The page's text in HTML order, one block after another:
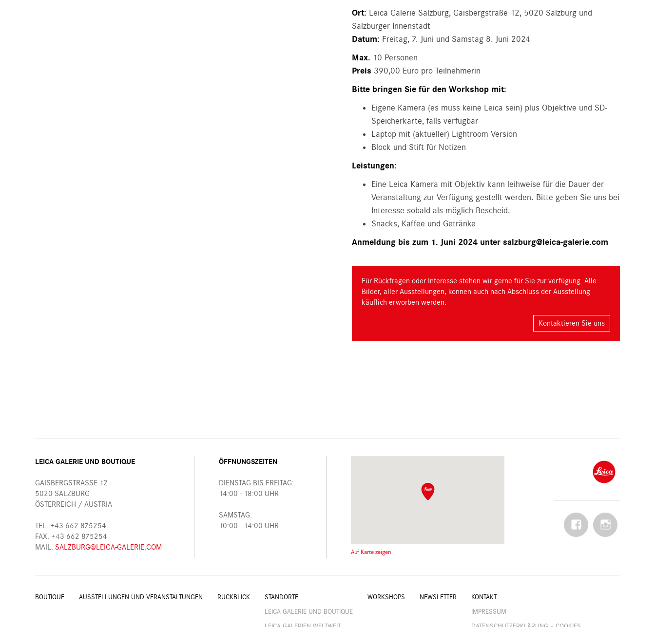
Ort: Leica Galerie Salzburg, Gaisbergstraße 12, 5020 Salzburg und
Salzburger Innenstadt
Datum: Freitag, 7. Juni und Samstag 8. Juni 2024
Max. 10 Personen
Preis 390,00 Euro pro Teilnehmerin
Bitte bringen Sie für den Workshop mit:
Eigene Kamera (es muss keine Leica sein) plus Objektive und SD-
Speicherkarte, falls verfügbar
Laptop mit (aktueller) Lightroom Version
Block und Stift für Notizen
Leistungen:
Eine Leica Kamera mit Objektiv kann leihweise für die Dauer der
Veranstaltung zur Verfügung gestellt werden. Bitte geben Sie uns bei
Interesse sobald als möglich Bescheid.
Snacks, Kaffee und Getränke
Anmeldung bis zum 1. Juni 2024 unter salzburg@leica-galerie.com
Für Rückfragen oder Interesse stehen wir gerne für Sie zur verfügung. Alle
Bilder, aller Ausstellungen, können auch nach Abschluss der Ausstellung
käuflich erworben werden.
Kontaktieren Sie uns
LEICA GALERIE UND BOUTIQUE
GAISBERGSTRASSE 12
5020 SALZBURG
ÖSTERREICH / AUSTRIA
TEL. +43 662 875254
FAX. +43 662 875254
MAIL. SALZBURG@LEICA-GALERIE.COM
ÖFFNUNGSZEITEN
DIENSTAG BIS FREITAG:
14:00 - 18:00 UHR
SAMSTAG:
10:00 - 14:00 UHR
Auf Karte zeigen
Facebook
BOUTIQUE AUSSTELLUNGEN UND VERANSTALTUNGEN RÜCKBLICK
STANDORTE
LEICA GALERIE UND BOUTIQUE
WORKSHOPS NEWSLETTER
KONTAKT
IMPRESSUM